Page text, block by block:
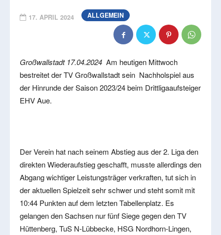
17. APRIL 2024 ALLGEMEIN
Großwallstadt 17.04.2024 Am heutigen Mittwoch
bestreitet der TV Großwallstadt sein Nachholspiel aus
der Hinrunde der Saison 2023/24 beim Drittligaaufsteiger
EHV Aue.
Der Verein hat nach seinem Abstieg aus der 2. Liga den
direkten Wiederaufstieg geschafft, musste allerdings den
Abgang wichtiger Leistungsträger verkraften, tut sich in
der aktuellen Spielzeit sehr schwer und steht somit mit
10:44 Punkten auf dem letzten Tabellenplatz. Es
gelangen den Sachsen nur fünf Siege gegen den TV
Hüttenberg, TuS N-Lübbecke, HSG Nordhorn-Lingen,